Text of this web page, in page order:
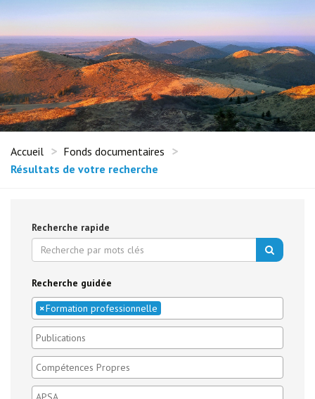
Accueil
Fonds documentaires
Résultats de votre recherche
Recherche rapide
Recherche guidée
×Formation professionnelle